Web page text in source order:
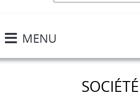
MENU
SOCIÉTÉ